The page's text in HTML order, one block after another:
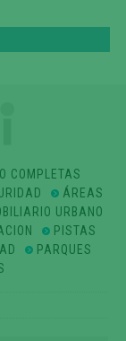
COMPLETAS
ÁREAS
URBANO
PISTAS
PARQUES